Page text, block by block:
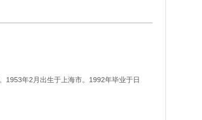
年2月出生于上海市。1992年毕业于日